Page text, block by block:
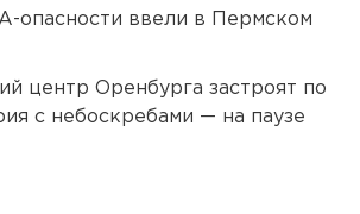
опасности ввели в Пермском
центр Оренбурга застроят по
с небоскребами — на паузе